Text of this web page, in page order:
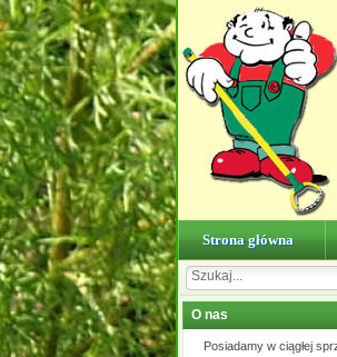
Strona główna
O nas
Posiadamy w ciągłej